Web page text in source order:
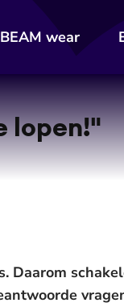
BEAM wear
lopen!"
Daarom